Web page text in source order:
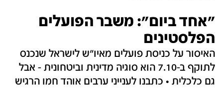
"אחד ביום": משבר הפועלים
הפלסטינים
האיסור על כניסת פועלים מאיו"ש לישראל שנכנס
לתוקף ב-7.10 הוא סוגיה מדינית וביטחונית - אבל
גם כלכלית • כתבנו לענייני ערבים אוהד חמו הרגיש